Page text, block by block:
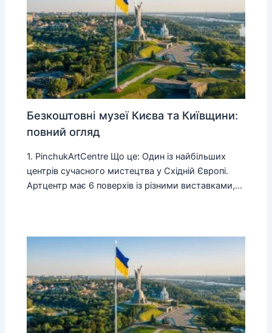
Безкоштовні музеї Києва та Київщини:
повний огляд
1. PinchukArtCentre Що це: Один із найбільших
центрів сучасного мистецтва у Східній Європі.
Артцентр має 6 поверхів із різними виставками,…